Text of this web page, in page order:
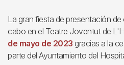
La gran fiesta de presentación
cabo en el Teatre Joventut de
de mayo de 2023 gracias a la
parte del Ayuntamiento del